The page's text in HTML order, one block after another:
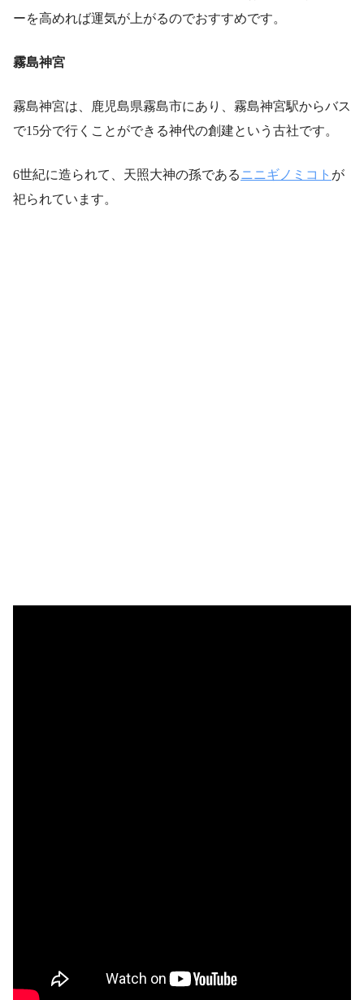
ーを高めれば運気が上がるのでおすすめです。
霧島神宮
霧島神宮は、鹿児島県霧島市にあり、霧島神宮駅からバス
で15分で行くことができる神代の創建という古社です。
6世紀に造られて、天照大神の孫であるニニギノミコト が
祀られています。